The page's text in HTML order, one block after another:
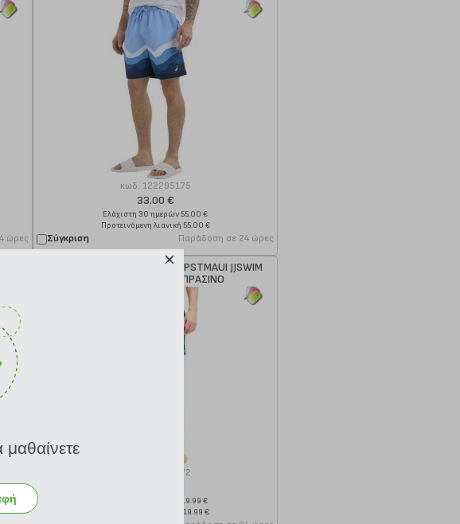
ώρες
κωδ. 122295175
33.00 €
Ελάχιστη 30 ημερών 55.00 €
Προτεινόμενη λιανική 55.00 €
Σύγκριση Παράδοση σε 24 ώρες
ΜΑΓΙΟ BOXER JACK & JONES JPSTMAUI JJSWIM
MATURE 12272943 ΠΡΑΣΙΝΟ
122286472
Ελάχιστη 30 ημερών 19.99 €
Προτεινόμενη λιανική 19.99 €